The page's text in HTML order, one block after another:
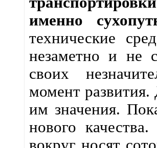
именно
технические
незаметно и не
своих
момент
им значения.
нового